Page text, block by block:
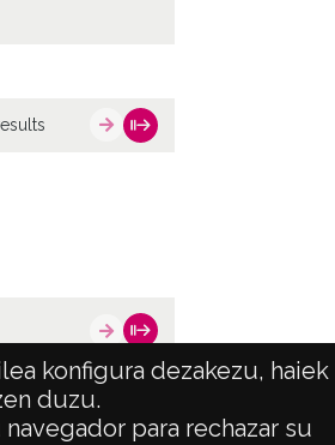
konfigura dezakezu, haiek
duzu.
para rechazar su